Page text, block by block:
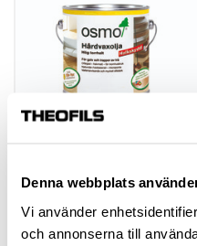
Denna webbplats
Vi använder
och annonserna till
MED HALKSKYDD
hp-67791